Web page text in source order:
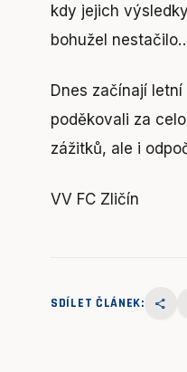
kdy jejich
bohužel
Dnes začínají
poděkovali za
zážitků, ale i
VV FC Zličín
SDÍLET ČLÁNEK: share